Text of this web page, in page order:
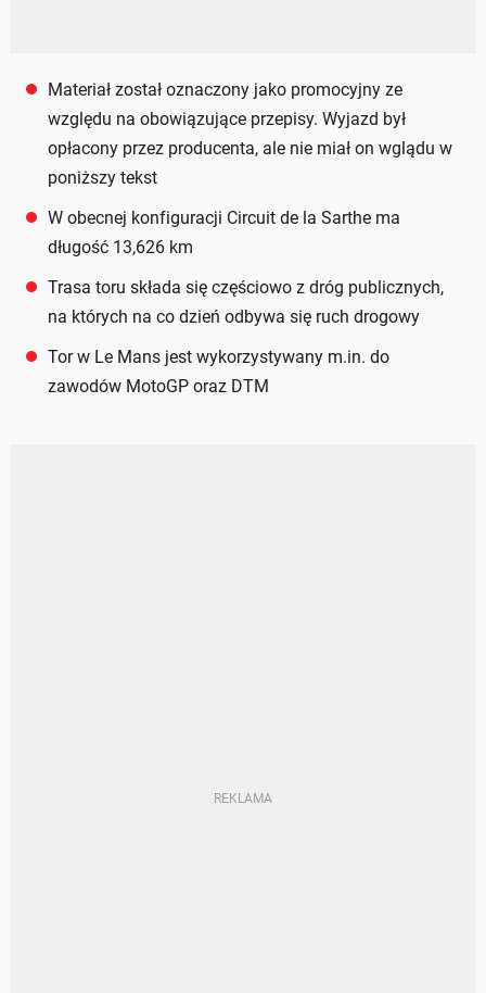
Materiał został oznaczony jako promocyjny ze
względu na obowiązujące przepisy. Wyjazd był
opłacony przez producenta, ale nie miał on wglądu w
poniższy tekst
W obecnej konfiguracji Circuit de la Sarthe ma
długość 13,626 km
Trasa toru składa się częściowo z dróg publicznych,
na których na co dzień odbywa się ruch drogowy
Tor w Le Mans jest wykorzystywany m.in. do
zawodów MotoGP oraz DTM